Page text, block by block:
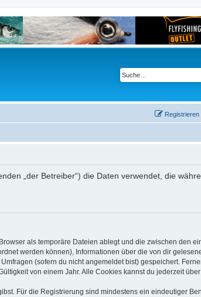
Registrieren
„der Betreiber“) die Daten verwendet, die
als temporäre Dateien ablegt und die zwischen den
werden können), Informationen über die von dir
(sofern du nicht angemeldet bist) gespeichert.
von einem Jahr. Alle Cookies kannst du jederzeit
Für die Registrierung sind mindestens ein eindeutiger